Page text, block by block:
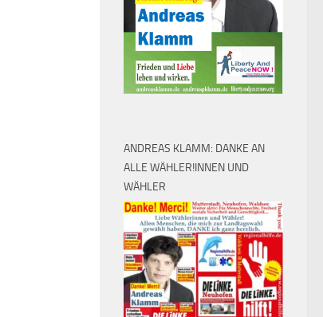
ANDREAS KLAMM: DANKE AN
ALLE WÄHLER!INNEN UND
WÄHLER